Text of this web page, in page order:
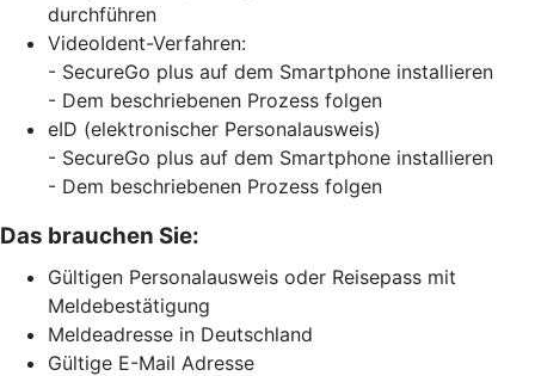
durchführen
VideoIdent-Verfahren:
- SecureGo plus auf dem Smartphone installieren
- Dem beschriebenen Prozess folgen
eID (elektronischer Personalausweis)
- SecureGo plus auf dem Smartphone installieren
- Dem beschriebenen Prozess folgen
Das brauchen Sie:
Gültigen Personalausweis oder Reisepass mit
Meldebestätigung
Meldeadresse in Deutschland
Gültige E-Mail Adresse